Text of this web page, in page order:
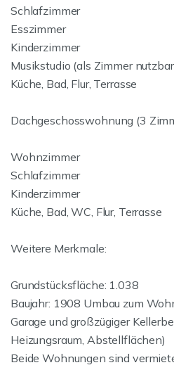
Schlafzimmer
Esszimmer
Kinderzimmer
Musikstudio (als Zimmer
Küche, Bad, Flur, Terrasse
Dachgeschosswohnung (3
Wohnzimmer
Schlafzimmer
Kinderzimmer
Küche, Bad, WC, Flur, Terrasse
Weitere Merkmale:
Grundstücksfläche: 1.038
Baujahr: 1908 Umbau zum
Garage und großzügiger
Heizungsraum, Abstellflächen)
Beide Wohnungen sind